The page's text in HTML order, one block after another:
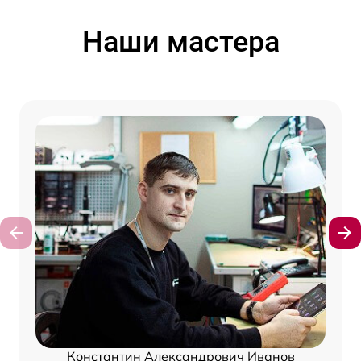
Наши мастера
Константин Александрович Иванов